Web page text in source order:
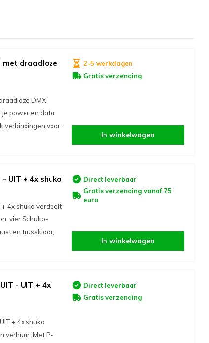
met draadloze
DMX
je power en data
verbindingen voor
2-5 werkdagen
Gratis verzending
In winkelwagen
UIT + 4x shuko
+ 4x shuko verdeelt
vier Schuko-
en trussklaar,
Direct leverbaar
Gratis verzending vanaf 75
euro
In winkelwagen
- UIT + 4x
+ 4x shuko
verhuur. Met P-
Direct leverbaar
Gratis verzending